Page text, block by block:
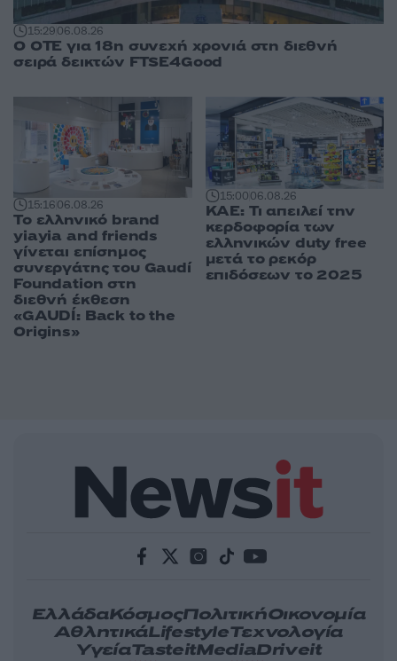
15:2906.08.26
Ο ΟΤΕ για 18η συνεχή χρονιά στη διεθνή
σειρά δεικτών FTSE4Good
15:1606.08.26
Το ελληνικό brand
yiayia and friends
γίνεται επίσημος
συνεργάτης του Gaudí
Foundation στη
διεθνή έκθεση
«GAUDÍ: Back to the
Origins»
15:0006.08.26
ΚΑΕ: Τι απειλεί την
κερδοφορία των
ελληνικών duty free
μετά το ρεκόρ
επιδόσεων το 2025
ΕλλάδαΚόσμοςΠολιτικήΟικονομία
ΑθλητικάLifestyleΤεχνολογία
ΥγείαTasteitMediaDriveit